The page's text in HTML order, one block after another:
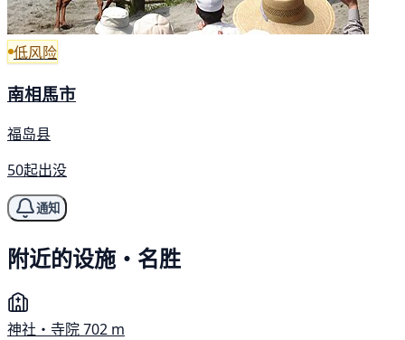
低风险
南相馬市
福岛县
50起出没
通知
附近的设施・名胜
神社・寺院702 m